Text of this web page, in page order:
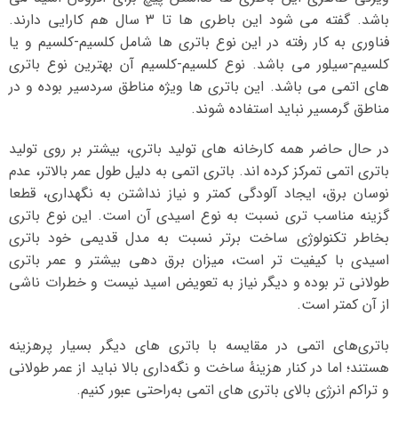
باشد. گفته می شود این باطری ها تا 3 سال هم کارایی دارند.
فناوری به کار رفته در این نوع باتری ها شامل کلسیم-کلسیم و یا
کلسیم-سیلور می باشد. نوع کلسیم-کلسیم آن بهترین نوع باتری
های اتمی می باشد. این باتری ها ویژه مناطق سردسیر بوده و در
مناطق گرمسیر نباید استفاده شوند.
در حال حاضر همه کارخانه های تولید باتری، بیشتر بر روی تولید
باتری اتمی تمرکز کرده اند. باتری اتمی به دلیل طول عمر بالاتر، عدم
نوسان برق، ایجاد آلودگی کمتر و نیاز نداشتن به نگهداری، قطعا
گزینه مناسب تری نسبت به نوع اسیدی آن است. این نوع باتری
بخاطر تکنولوژی ساخت برتر نسبت به مدل قدیمی خود باتری
اسیدی با کیفیت تر است، میزان برق دهی بیشتر و عمر باتری
طولانی تر بوده و دیگر نیاز به تعویض اسید نیست و خطرات ناشی
از آن کمتر است.
باتری‌های اتمی در مقایسه با باتری‌ های دیگر بسیار پرهزینه
هستند؛ اما در کنار هزینهٔ ساخت و نگه‌داری بالا نباید از عمر طولانی
و تراکم انرژی بالای باتری‌ های اتمی به‌راحتی عبور کنیم.